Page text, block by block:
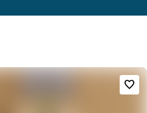
privates Dinner an.
favorite_border
Ambiente und Ästhetik
info
Erreichbarkeit und Lage
water